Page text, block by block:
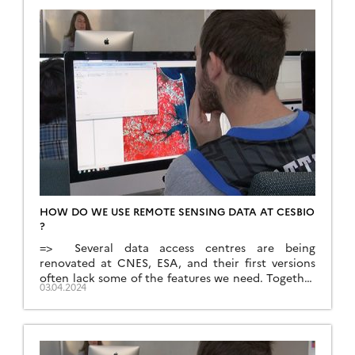
HOW DO WE USE REMOTE SENSING DATA AT CESBIO
?
=> Several data access centres are being
renovated at CNES, ESA, and their first versions
often lack some of the features we need. Together
with colleagues from CESBIO, we have made a
presentation of the way we use remote sensing
(RS) data: here is a text version of this
presentation. Of course, there are as […]
03.04.2024